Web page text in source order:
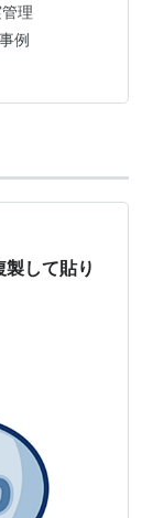
性を意味し
いつも、実
いりまし
）様。 多業
理
事例
製して貼り